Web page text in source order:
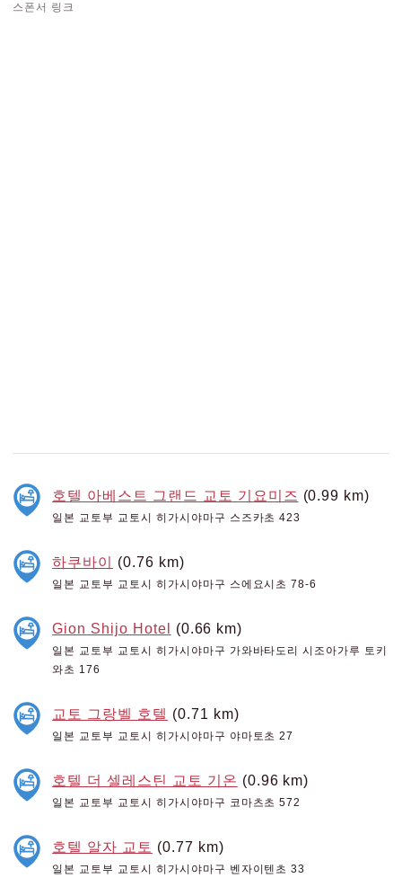
스폰서 링크
호텔 아베스트 그랜드 교토 기요미즈 (0.99 km)
일본 교토부 교토시 히가시야마구 스즈카초 423
하쿠바이 (0.76 km)
일본 교토부 교토시 히가시야마구 스에요시초 78-6
Gion Shijo Hotel (0.66 km)
일본 교토부 교토시 히가시야마구 가와바타도리 시조아가루 토키
와초 176
교토 그랑벨 호텔 (0.71 km)
일본 교토부 교토시 히가시야마구 야마토초 27
호텔 더 셀레스틴 교토 기온 (0.96 km)
일본 교토부 교토시 히가시야마구 코마츠초 572
호텔 알자 교토 (0.77 km)
일본 교토부 교토시 히가시야마구 벤자이텐초 33